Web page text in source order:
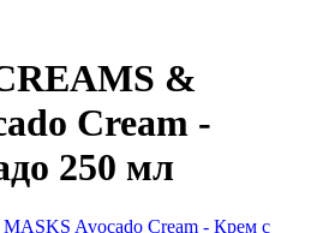
&
Cream -
250 мл